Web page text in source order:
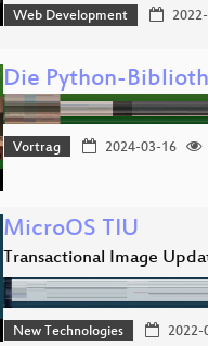
Web Development
Die Python-
Vortrag 2024-03-16
MicroOS TIU
Transactional Image
New Technologies 2022-